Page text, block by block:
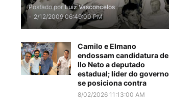
Postado por Luiz Vasconcelos
- 2/12/2009 06:49:00 PM
Camilo e Elmano
endossam candidatura de
Ilo Neto a deputado
estadual; líder do governo
se posiciona contra
8/02/2026 11:13:00 AM